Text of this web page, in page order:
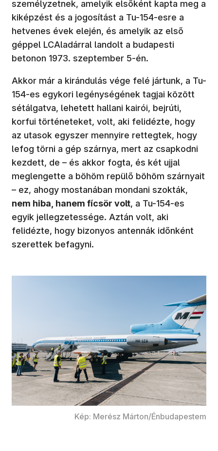
személyzetnek, amelyik elsőként kapta meg a
kiképzést és a jogosítást a Tu-154-esre a
hetvenes évek elején, és amelyik az első
géppel LCAladárral landolt a budapesti
betonon 1973. szeptember 5-én.
Akkor már a kirándulás vége felé jártunk, a Tu-
154-es egykori legénységének tagjai között
sétálgatva, lehetett hallani kairói, bejrúti,
korfui történeteket, volt, aki felidézte, hogy
az utasok egyszer mennyire rettegtek, hogy
lefog törni a gép szárnya, mert az csapkodni
kezdett, de – és akkor fogta, és két ujjal
meglengette a böhöm repülő böhöm szárnyait
– ez, ahogy mostanában mondani szokták,
nem hiba, hanem fícsör volt, a Tu-154-es
egyik jellegzetessége. Aztán volt, aki
felidézte, hogy bizonyos antennák időnként
szerettek befagyni.
Kép: Merész Márton/Énbudapestem